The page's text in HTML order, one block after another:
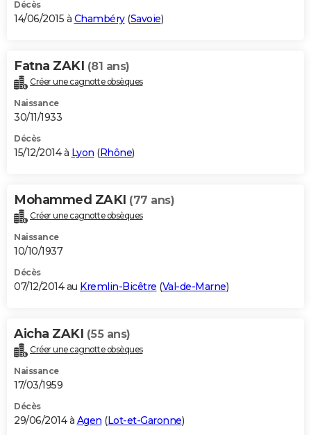
Décès
14/06/2015 à Chambéry(Savoie)
Fatna ZAKI (81 ans)
Créer une cagnotte obsèques
Naissance
30/11/1933
Décès
15/12/2014 à Lyon (Rhône)
Mohammed ZAKI (77 ans)
Créer une cagnotte obsèques
Naissance
10/10/1937
Décès
07/12/2014 au Kremlin-Bicêtre (Val-de-Marne)
Aicha ZAKI (55 ans)
Créer une cagnotte obsèques
Naissance
17/03/1959
Décès
29/06/2014 à Agen (Lot-et-Garonne)